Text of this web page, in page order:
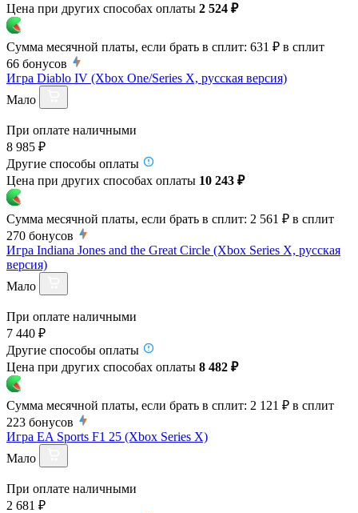
Цена при других способах оплаты 2 524 ₽
Сумма месячной платы, если брать в сплит: 631 ₽ в сплит
66 бонусов
Игра Diablo IV (Xbox One/Series X, русская версия)
Мало
При оплате наличными
8 985 ₽
Другие способы оплаты
Цена при других способах оплаты 10 243 ₽
Сумма месячной платы, если брать в сплит: 2 561 ₽ в сплит
270 бонусов
Игра Indiana Jones and the Great Circle (Xbox Series X, русская
версия)
Мало
При оплате наличными
7 440 ₽
Другие способы оплаты
Цена при других способах оплаты 8 482 ₽
Сумма месячной платы, если брать в сплит: 2 121 ₽ в сплит
223 бонусов
Игра EA Sports F1 25 (Xbox Series X)
Мало
При оплате наличными
2 681 ₽